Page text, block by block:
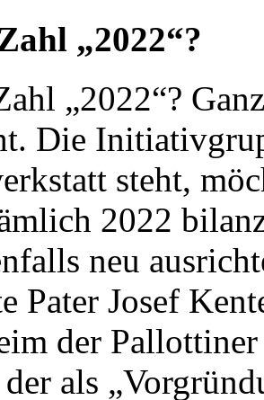
„2022“?
„2022“?
Die
steht,
2022
neu
Pater Josef
der
als